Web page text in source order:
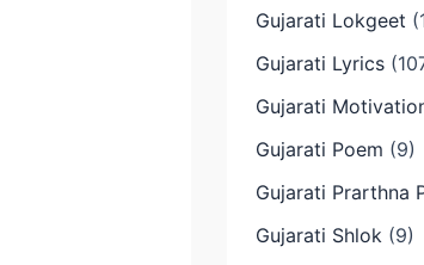
Gujarati Lokgeet
Gujarati Lyrics
Gujarati
Gujarati Poem (9)
Gujarati Prarthna
Gujarati Shlok (9)